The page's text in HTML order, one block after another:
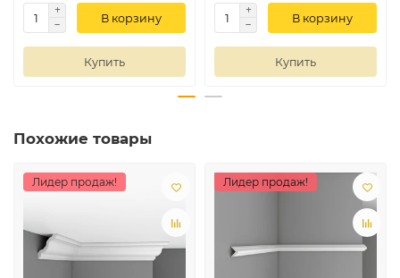
В корзину
Купить
В корзину
Купить
Похожие товары
Лидер продаж! Лидер продаж!